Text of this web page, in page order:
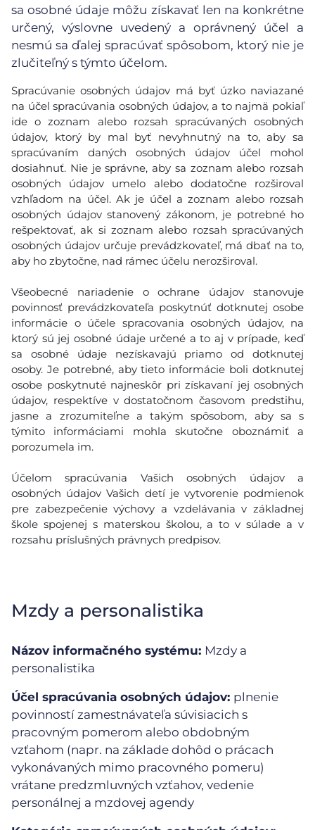
sa osobné údaje môžu získavať len na konkrétne
určený, výslovne uvedený a oprávnený účel a
nesmú sa ďalej spracúvať spôsobom, ktorý nie je
zlučiteľný s týmto účelom.
Spracúvanie osobných údajov má byť úzko naviazané
na účel spracúvania osobných údajov, a to najmä pokiaľ
ide o zoznam alebo rozsah spracúvaných osobných
údajov, ktorý by mal byť nevyhnutný na to, aby sa
spracúvaním daných osobných údajov účel mohol
dosiahnuť. Nie je správne, aby sa zoznam alebo rozsah
osobných údajov umelo alebo dodatočne rozširoval
vzhľadom na účel. Ak je účel a zoznam alebo rozsah
osobných údajov stanovený zákonom, je potrebné ho
rešpektovať, ak si zoznam alebo rozsah spracúvaných
osobných údajov určuje prevádzkovateľ, má dbať na to,
aby ho zbytočne, nad rámec účelu nerozširoval.
Všeobecné nariadenie o ochrane údajov stanovuje
povinnosť prevádzkovateľa poskytnúť dotknutej osobe
informácie o účele spracovania osobných údajov, na
ktorý sú jej osobné údaje určené a to aj v prípade, keď
sa osobné údaje nezískavajú priamo od dotknutej
osoby. Je potrebné, aby tieto informácie boli dotknutej
osobe poskytnuté najneskôr pri získavaní jej osobných
údajov, respektíve v dostatočnom časovom predstihu,
jasne a zrozumiteľne a takým spôsobom, aby sa s
týmito informáciami mohla skutočne oboznámiť a
porozumela im.
Účelom spracúvania Vašich osobných údajov a
osobných údajov Vašich detí je vytvorenie podmienok
pre zabezpečenie výchovy a vzdelávania v základnej
škole spojenej s materskou školou, a to v súlade a v
rozsahu príslušných právnych predpisov.
Mzdy a personalistika
Názov informačného systému: Mzdy a
personalistika
Účel spracúvania osobných údajov: plnenie
povinností zamestnávateľa súvisiacich s
pracovným pomerom alebo obdobným
vzťahom (napr. na základe dohôd o prácach
vykonávaných mimo pracovného pomeru)
vrátane predzmluvných vzťahov, vedenie
personálnej a mzdovej agendy